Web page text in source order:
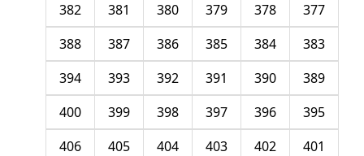
377
378
379
380
381
382
383
384
385
386
387
388
389
390
391
392
393
394
395
396
397
398
399
400
401
402
403
404
405
406